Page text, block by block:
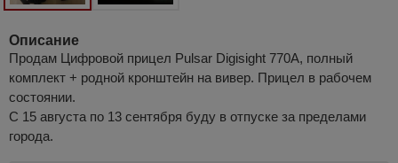
Описание
Продам Цифровой прицел Pulsar Digisight 770А, полный
комплект + родной кронштейн на вивер. Прицел в рабочем
состоянии.
С 15 августа по 13 сентября буду в отпуске за пределами
города.